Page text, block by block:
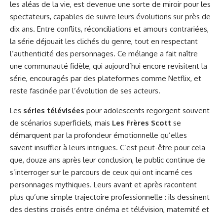
les aléas de la vie, est devenue une sorte de miroir pour les
spectateurs, capables de suivre leurs évolutions sur près de
dix ans. Entre conflits, réconciliations et amours contrariées,
la série déjouait les clichés du genre, tout en respectant
l’authenticité des personnages. Ce mélange a fait naître
une communauté fidèle, qui aujourd’hui encore revisitent la
série, encouragés par des plateformes comme Netflix, et
reste fascinée par l’évolution de ses acteurs.
Les séries télévisées pour adolescents regorgent souvent
de scénarios superficiels, mais Les Frères Scott se
démarquent par la profondeur émotionnelle qu’elles
savent insuffler à leurs intrigues. C’est peut-être pour cela
que, douze ans après leur conclusion, le public continue de
s’interroger sur le parcours de ceux qui ont incarné ces
personnages mythiques. Leurs avant et après racontent
plus qu’une simple trajectoire professionnelle : ils dessinent
des destins croisés entre cinéma et télévision, maternité et